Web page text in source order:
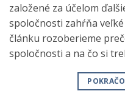
založené za účelom
spoločnosti zahŕňa
článku rozoberieme
spoločnosti a na čo si